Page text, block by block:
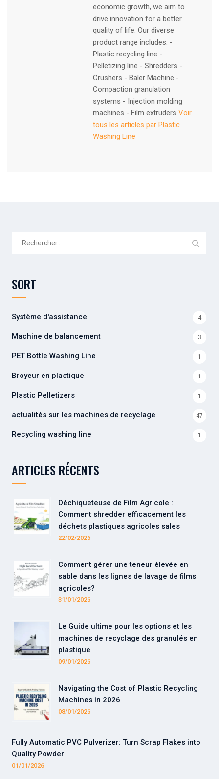
economic growth, we aim to
drive innovation for a better
quality of life. Our diverse
product range includes: -
Plastic recycling line -
Pelletizing line - Shredders -
Crushers - Baler Machine -
Compaction granulation
systems - Injection molding
machines - Film extruders Voir
tous les articles par Plastic
Washing Line
SORT
Système d'assistance 4
Machine de balancement 3
PET Bottle Washing Line 1
Broyeur en plastique 1
Plastic Pelletizers 1
actualités sur les machines de recyclage 47
Recycling washing line 1
ARTICLES RÉCENTS
Déchiqueteuse de Film Agricole :
Comment shredder efficacement les
déchets plastiques agricoles sales
22/02/2026
Comment gérer une teneur élevée en
sable dans les lignes de lavage de films
agricoles?
31/01/2026
Le Guide ultime pour les options et les
machines de recyclage des granulés en
plastique
09/01/2026
Navigating the Cost of Plastic Recycling
Machines in 2026
08/01/2026
Fully Automatic PVC Pulverizer: Turn Scrap Flakes into
Quality Powder
01/01/2026